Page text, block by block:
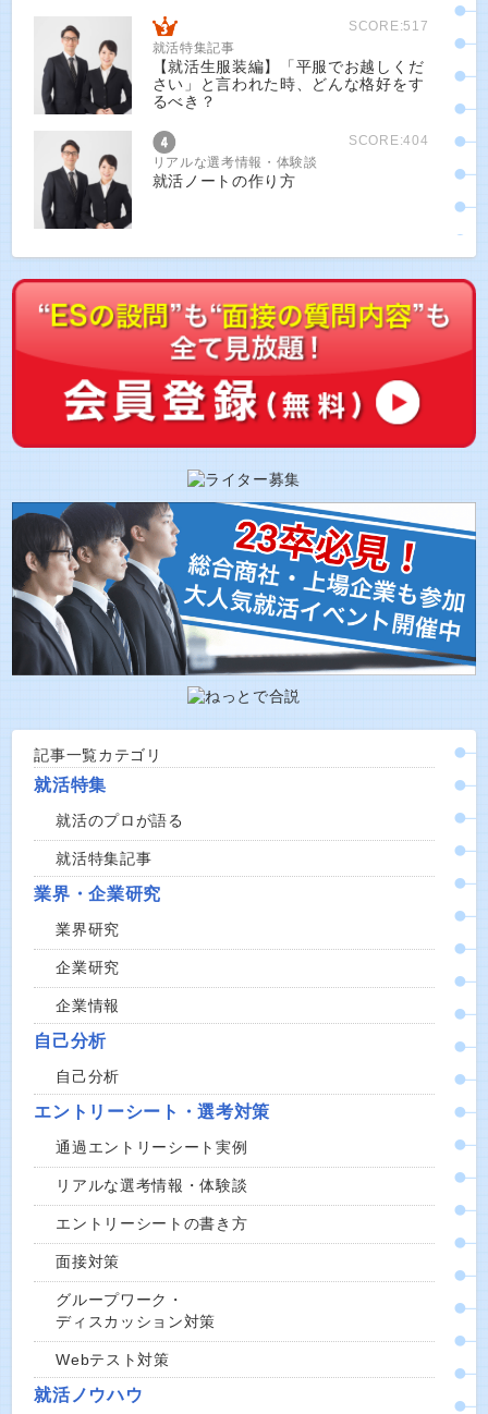
SCORE:517
就活特集記事
【就活生服装編】「平服でお越しくだ
さい」と言われた時、どんな格好をす
るべき？
SCORE:404
リアルな選考情報・体験談
就活ノートの作り方
記事一覧カテゴリ
就活特集
就活のプロが語る
就活特集記事
業界・企業研究
業界研究
企業研究
企業情報
自己分析
自己分析
エントリーシート・選考対策
通過エントリーシート実例
リアルな選考情報・体験談
エントリーシートの書き方
面接対策
グループワーク・
ディスカッション対策
Webテスト対策
就活ノウハウ